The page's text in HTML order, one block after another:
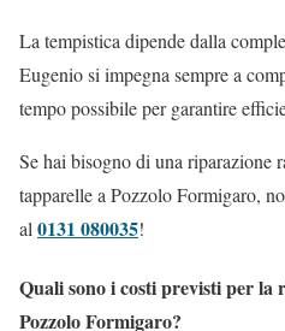
La tempistica dipende dalla
Eugenio si impegna sempre a
tempo possibile per garantire
Se hai bisogno di una riparazione
tapparelle a Pozzolo Formigaro,
al0131 080035!
Quali sono i costi previsti per la
Pozzolo Formigaro?